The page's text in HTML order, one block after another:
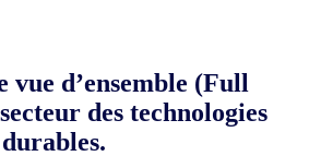
vue d’ensemble (Full
des technologies